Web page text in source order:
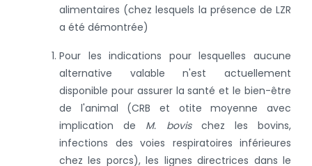
alimentaires (chez lesquels la présence de LZR
a été démontrée)
Pour les indications pour lesquelles aucune
alternative valable n'est actuellement
disponible pour assurer la santé et le bien-être
de l'animal (CRB et otite moyenne avec
implication de M. bovischez les bovins,
infections des voies respiratoires inférieures
chez les porcs), les lignes directrices dans le